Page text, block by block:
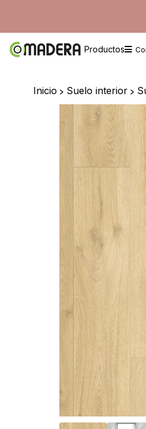
Productos
Inicio > Suelo interior >